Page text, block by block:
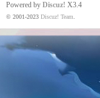
Powered by Discuz! X3.4
© 2001-2023 Discuz! Team